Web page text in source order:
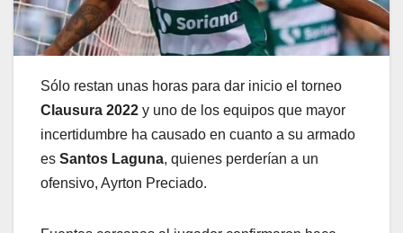
Sólo restan unas horas para dar inicio el torneo
Clausura 2022 y uno de los equipos que mayor
incertidumbre ha causado en cuanto a su armado
es Santos Laguna, quienes perderían a un
ofensivo, Ayrton Preciado.